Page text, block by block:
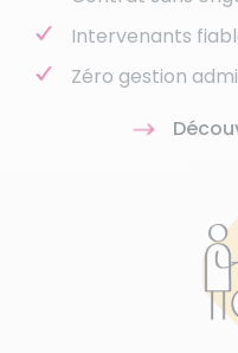
Intervenants
Zéro gestion